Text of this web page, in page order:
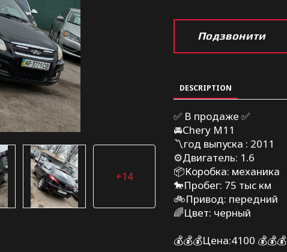
+14
Подзвонити
DESCRIPTION
✅ В продаже ✅
🚘Chery M11
〽️год выпуска : 2011
⚙️Двигатель: 1.6
📦Коробка: механика
🐎Пробег: 75 тыс км
🚲Привод: передний
🌈Цвет: черный
💰💰💰Цена:4100 💰💰💰